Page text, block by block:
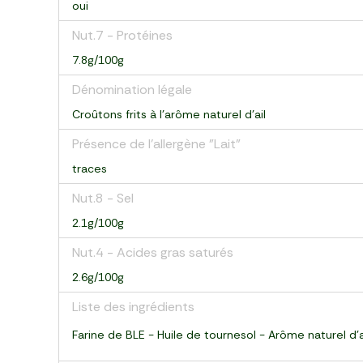
oui
Nut.7 - Protéines
7.8g/100g
Dénomination légale
Croûtons frits à l'arôme naturel d'ail
Présence de l'allergène "Lait"
traces
Nut.8 - Sel
2.1g/100g
Nut.4 - Acides gras saturés
2.6g/100g
Liste des ingrédients
Farine de BLE - Huile de tournesol - Arôme naturel